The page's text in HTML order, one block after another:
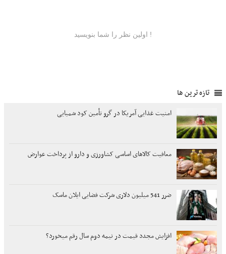
تازه ترین ها
امنیت غذایی آمریکا در گرو تأمین کود شمیایی
معافیت کالاهای اساسی کشاورزی و دارو از پرداخت عوارض
ضرر 541 میلیون دلاری شرکت فضایی ایلان ماسک
افزایش مجدد قیمت در نیمه دوم سال رقم میخورد؟